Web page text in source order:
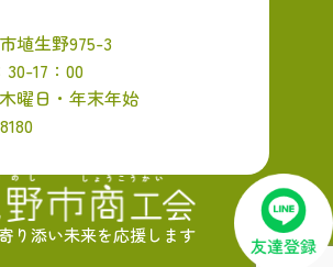
埴生野975-3
17：00
曜日・年末年始
り添い未来を応援します